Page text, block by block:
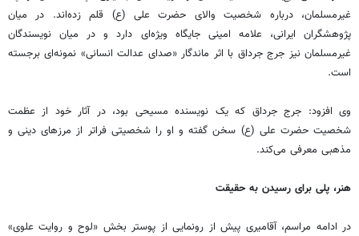
غیرمسلمان، درباره شخصیت والای حضرت علی (ع) قلم زده‌اند. در میان
پژوهشگران ایرانی، علامه امینی جایگاه ویژه‌ای دارد و در میان نویسندگان
غیرمسلمان نیز جرج جرداق با اثر ماندگار «صدای عدالت انسانی» نمونه‌ای برجسته
است.
وی افزود: جرج جرداق که یک نویسنده مسیحی بود، در آثار خود از عظمت
شخصیت حضرت علی (ع) سخن گفته و او را شخصیتی فراتر از مرزهای دینی و
مذهبی معرفی می‌کند.
هنر، پلی برای رسیدن به حقیقت
در ادامه مراسم، آقامیری پیش از رونمایی از پوستر بخش «لوح و روایت علوی»